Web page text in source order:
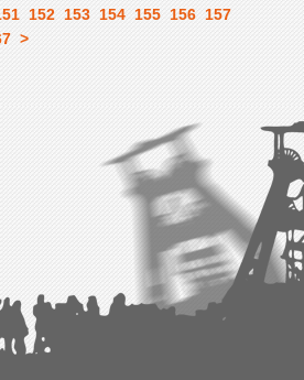
152 153 154 155 156 157
>